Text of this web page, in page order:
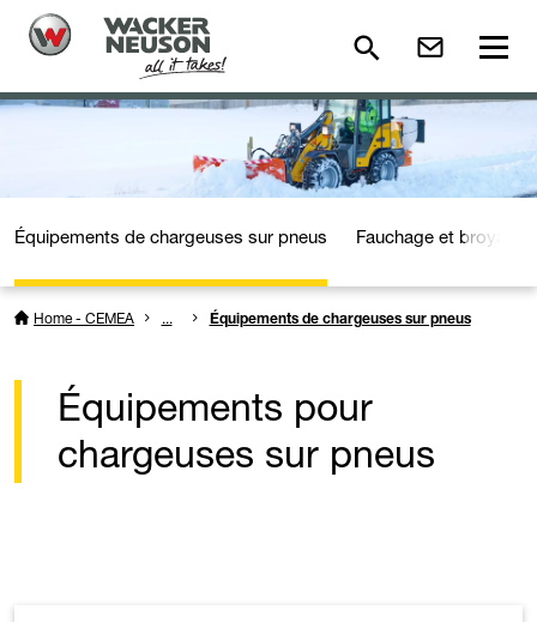
Équipements de chargeuses sur pneus Fauchage et broyage
Home - CEMEA ... Équipements de chargeuses sur pneus
Équipements pour
chargeuses sur pneus